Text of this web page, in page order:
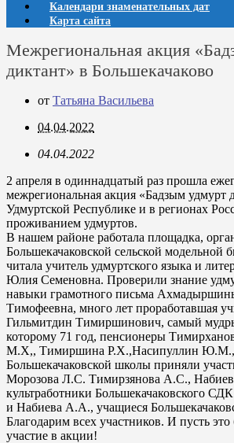
Календари знаменательных дат
Карта сайта
Межрегиональная акция
диктант» в Большекачаково
от Татьяна Васильева
04.04.2022
04.04.2022
2 апреля в одиннадцатый раз прошла
межрегиональная акция «Бадзым удмурт
Удмуртской Республике и в регионах
проживанием удмуртов.
В нашем районе работала площадка,
Большекачаковской сельской модельной
читала учитель удмуртского языка и
Юлия Семеновна. Проверили знание
навыки грамотного письма
Тимофеевна, много лет проработавшая
Гильмитдин Тимиршинович, самый
которому 71 год, пенсионеры
М.Х,, Тимиршина Р.Х.,Насипуллин Ю.М.,
Большекачаковской школы приняли
Морозова Л.С. Тимирзянова А.С.,
культработники Большекачаковского
и Набиева А.А., учащиеся
Благодарим всех участников. И пусть это
участие в акции!